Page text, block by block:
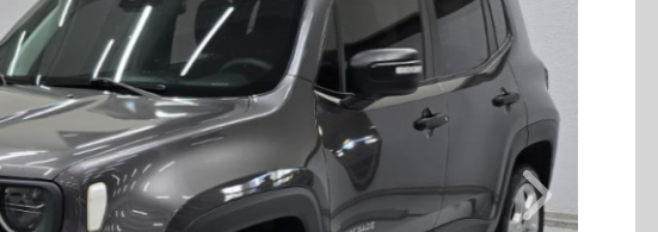
Combustível
Flex
Quilometragem
83.000km
Cinza
Final Da Placa
XXX6J52